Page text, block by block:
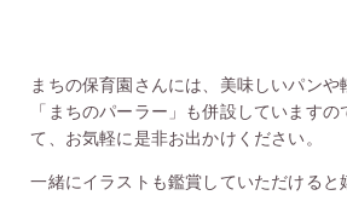
まちの保育園さんには、美味しいパンや
「まちのパーラー」も併設していますの
て、お気軽に是非お出かけください。
一緒にイラストも鑑賞していただけると